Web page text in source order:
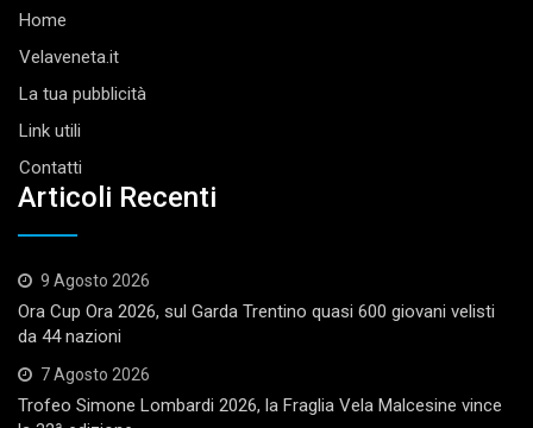
Home
Velaveneta.it
La tua pubblicità
Link utili
Contatti
Articoli Recenti
9 Agosto 2026
Ora Cup Ora 2026, sul Garda Trentino quasi 600 giovani velisti
da 44 nazioni
7 Agosto 2026
Trofeo Simone Lombardi 2026, la Fraglia Vela Malcesine vince